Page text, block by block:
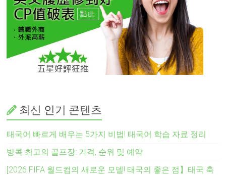
최신 인기 콘텐츠
태국어 빠르게 배우는 5가지 비법! 태국어 학습 자료 정리
방콕 최고의 골프장: 가격, 순위 및 예약
[2026 FIFA 월드컵의 새로운 모델! 태국의 좋은 점】태국 축